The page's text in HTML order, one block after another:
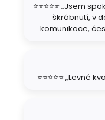
⭐⭐⭐⭐⭐ „Jsem
škrábnutí, v
komunikace,
⭐⭐⭐⭐⭐